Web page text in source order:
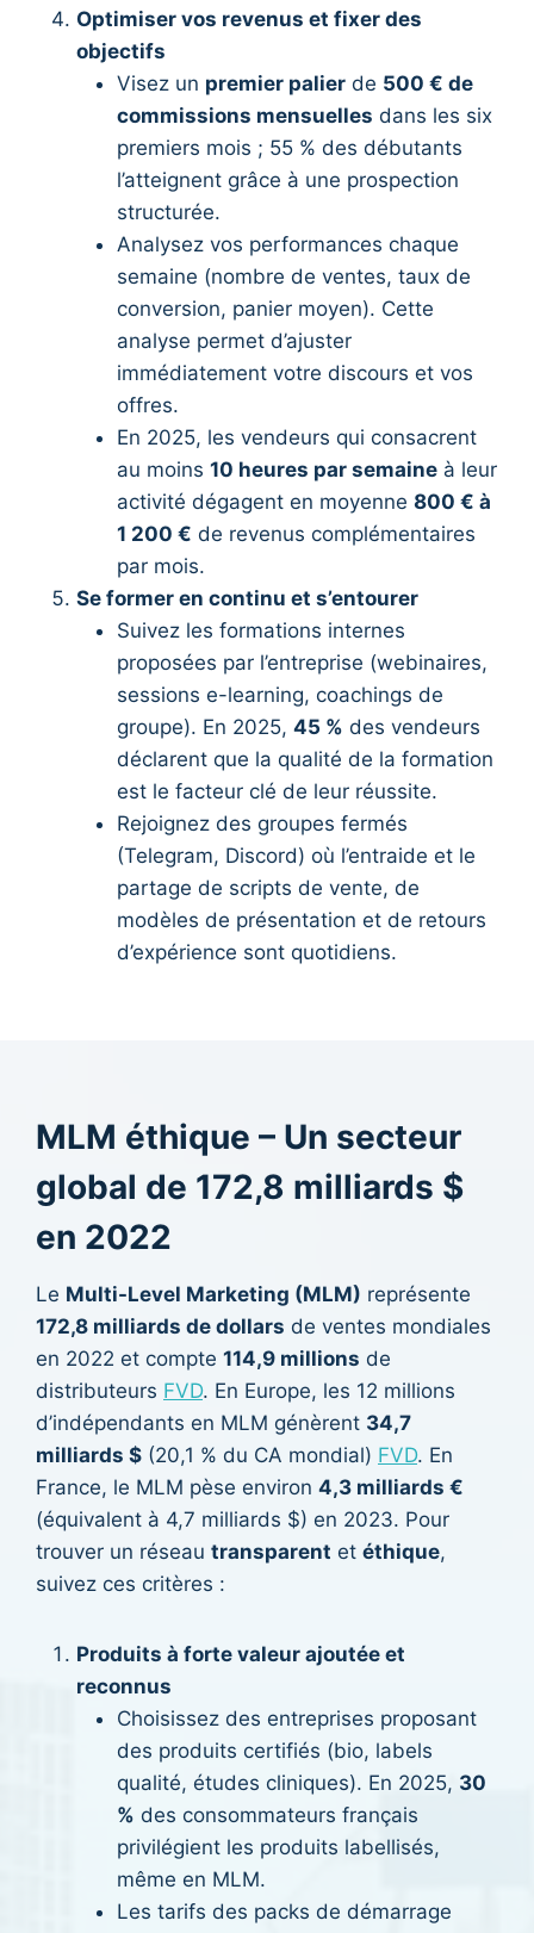
Optimiser vos revenus et fixer des
objectifs
Visez un premier palier de 500 € de
commissions mensuelles dans les six
premiers mois ; 55 % des débutants
l’atteignent grâce à une prospection
structurée.
Analysez vos performances chaque
semaine (nombre de ventes, taux de
conversion, panier moyen). Cette
analyse permet d’ajuster
immédiatement votre discours et vos
offres.
En 2025, les vendeurs qui consacrent
au moins 10 heures par semaine à leur
activité dégagent en moyenne 800 € à
1 200 € de revenus complémentaires
par mois.
Se former en continu et s’entourer
Suivez les formations internes
proposées par l’entreprise (webinaires,
sessions e-learning, coachings de
groupe). En 2025, 45 % des vendeurs
déclarent que la qualité de la formation
est le facteur clé de leur réussite.
Rejoignez des groupes fermés
(Telegram, Discord) où l’entraide et le
partage de scripts de vente, de
modèles de présentation et de retours
d’expérience sont quotidiens.
MLM éthique – Un secteur
global de 172,8 milliards $
en 2022
Le Multi-Level Marketing (MLM) représente
172,8 milliards de dollars de ventes mondiales
en 2022 et compte 114,9 millions de
distributeurs FVD. En Europe, les 12 millions
d’indépendants en MLM génèrent 34,7
milliards $ (20,1 % du CA mondial) FVD. En
France, le MLM pèse environ 4,3 milliards €
(équivalent à 4,7 milliards $) en 2023. Pour
trouver un réseau transparent et éthique,
suivez ces critères :
Produits à forte valeur ajoutée et
reconnus
Choisissez des entreprises proposant
des produits certifiés (bio, labels
qualité, études cliniques). En 2025, 30
% des consommateurs français
privilégient les produits labellisés,
même en MLM.
Les tarifs des packs de démarrage